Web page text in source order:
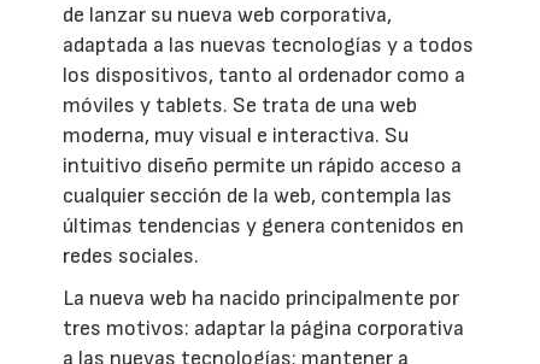
de lanzar su nueva web corporativa,
adaptada a las nuevas tecnologías y a todos
los dispositivos, tanto al ordenador como a
móviles y tablets. Se trata de una web
moderna, muy visual e interactiva. Su
intuitivo diseño permite un rápido acceso a
cualquier sección de la web, contempla las
últimas tendencias y genera contenidos en
redes sociales.
La nueva web ha nacido principalmente por
tres motivos: adaptar la página corporativa
a las nuevas tecnologías; mantener a